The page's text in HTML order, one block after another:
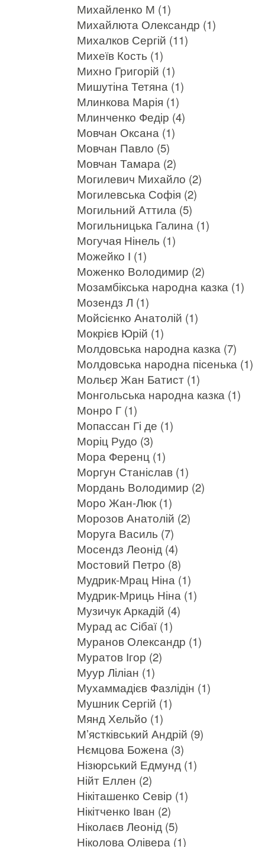
Михайленко М (1)
Михайлюта Олександр (1)
Михалков Сергій (11)
Михеїв Кость (1)
Михно Григорій (1)
Мишутіна Тетяна (1)
Млинкова Марія (1)
Млинченко Федір (4)
Мовчан Оксана (1)
Мовчан Павло (5)
Мовчан Тамара (2)
Могилевич Михайло (2)
Могилевська Софія (2)
Могильний Аттила (5)
Могильницька Галина (1)
Могучая Нінель (1)
Можейко І (1)
Моженко Володимир (2)
Мозамбікська народна казка (1)
Мозендз Л (1)
Мойсієнко Анатолій (1)
Мокрієв Юрій (1)
Молдовська народна казка (7)
Молдовська народна пісенька (1)
Мольєр Жан Батист (1)
Монгольська народна казка (1)
Монро Г (1)
Мопассан Гі де (1)
Моріц Рудо (3)
Мора Ференц (1)
Моргун Станіслав (1)
Мордань Володимир (2)
Моро Жан-Люк (1)
Морозов Анатолій (2)
Моруга Василь (7)
Мосендз Леонід (4)
Мостовий Петро (8)
Мудрик-Мрац Ніна (1)
Мудрик-Мриць Ніна (1)
Музичук Аркадій (4)
Мурад ас Сібаї (1)
Муранов Олександр (1)
Муратов Ігор (2)
Муур Ліліан (1)
Мухаммадієв Фазлідін (1)
Мушник Сергій (1)
Мянд Хельйо (1)
М’ястківський Андрій (9)
Нємцова Божена (3)
Нізюрський Едмунд (1)
Нійт Еллен (2)
Нікіташенко Севір (1)
Нікітченко Іван (2)
Ніколаєв Леонід (5)
Ніколова Олівера (1)